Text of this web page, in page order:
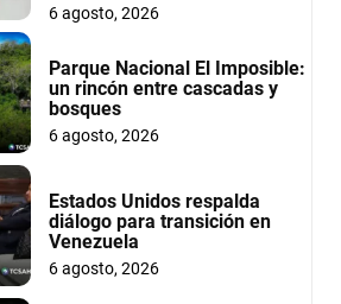
6 agosto, 2026
Parque Nacional El Imposible:
un rincón entre cascadas y
bosques
6 agosto, 2026
Estados Unidos respalda
diálogo para transición en
Venezuela
6 agosto, 2026